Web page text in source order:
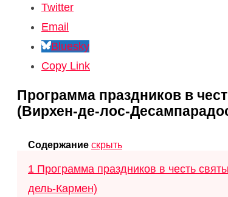
Twitter
Email
Bluesky
Copy Link
Программа праздников в
(Вирхен-де-лос-
Содержание скрыть
1 Программа праздников в честь
дель-Кармен)